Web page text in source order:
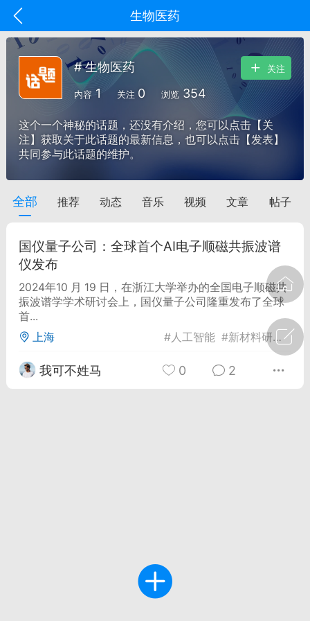
生物医药
29 10:10 电脑端
中英翻译
事想用上客户端...
智狐AI工作台
1
Max 的新默认模型，并成为
# 生物医药
内容 1 关注 0 浏览 354
关注
这个一个神秘的话题，还没有介绍，您可以点击【关
注】获取关于此话题的最新信息，也可以点击【发表】
共同参与此话题的维护。
全部 推荐 动态 音乐 视频 文章 帖子
国仪量子公司：全球首个AI电子顺磁共振波谱
仪发布
2024年10 月 19 日，在浙江大学举办的全国电子顺磁共
振波谱学学术研讨会上，国仪量子公司隆重发布了全球
首...
上海
#人工智能 #新材料研究 #
我可不姓马 0 2